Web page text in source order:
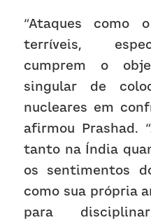
“Ataques como
terríveis,
cumprem o
singular de
nucleares em
afirmou Prashad.
tanto na Índia
os sentimentos
como sua própria
para